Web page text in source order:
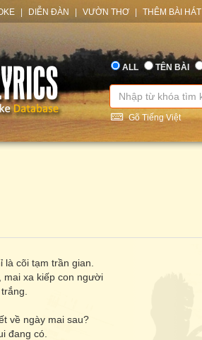
DIỄN ĐÀN VƯỜN THƠ THÊM BÀI HÁT
ALL TÊN BÀI
Gõ Tiếng Việt
cõi tạm trần gian.
mai xa kiếp con người
về ngày mai sau?
đang có.